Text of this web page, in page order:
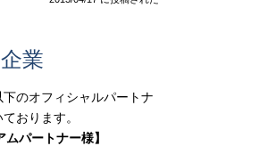
業
のオフィシャルパートナ
おります。
ムパートナー様】